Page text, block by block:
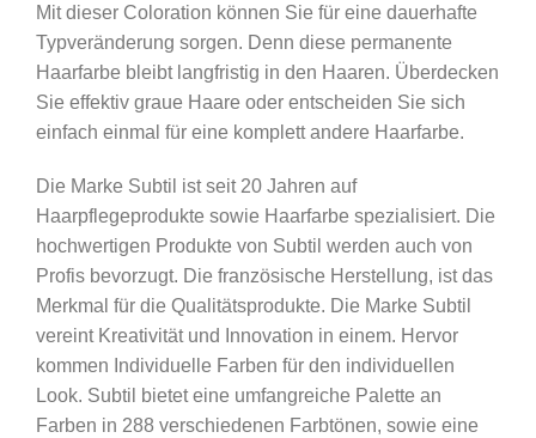
Mit dieser Coloration können Sie für eine dauerhafte
Typveränderung sorgen. Denn diese permanente
Haarfarbe bleibt langfristig in den Haaren. Überdecken
Sie effektiv graue Haare oder entscheiden Sie sich
einfach einmal für eine komplett andere Haarfarbe.
Die Marke Subtil ist seit 20 Jahren auf
Haarpflegeprodukte sowie Haarfarbe spezialisiert. Die
hochwertigen Produkte von Subtil werden auch von
Profis bevorzugt. Die französische Herstellung, ist das
Merkmal für die Qualitätsprodukte. Die Marke Subtil
vereint Kreativität und Innovation in einem. Hervor
kommen Individuelle Farben für den individuellen
Look. Subtil bietet eine umfangreiche Palette an
Farben in 288 verschiedenen Farbtönen, sowie eine